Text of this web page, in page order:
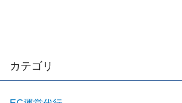
カテゴリ